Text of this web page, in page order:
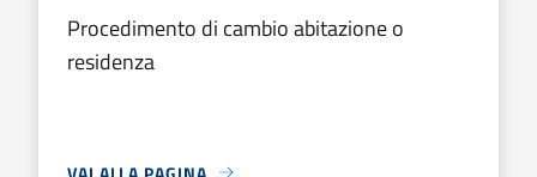
Procedimento di cambio abitazione o
residenza